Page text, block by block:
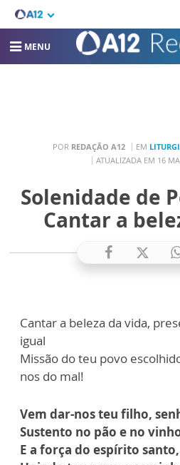
MENU
POR REDAÇÃO A12 EM
ATUALIZADA EM 16
Solenidade de
Cantar a
Cantar a beleza da vida,
igual
Missão do teu povo
nos do mal!
Vem dar-nos teu filho,
Sustento no pão e no
E a força do espírito santo,